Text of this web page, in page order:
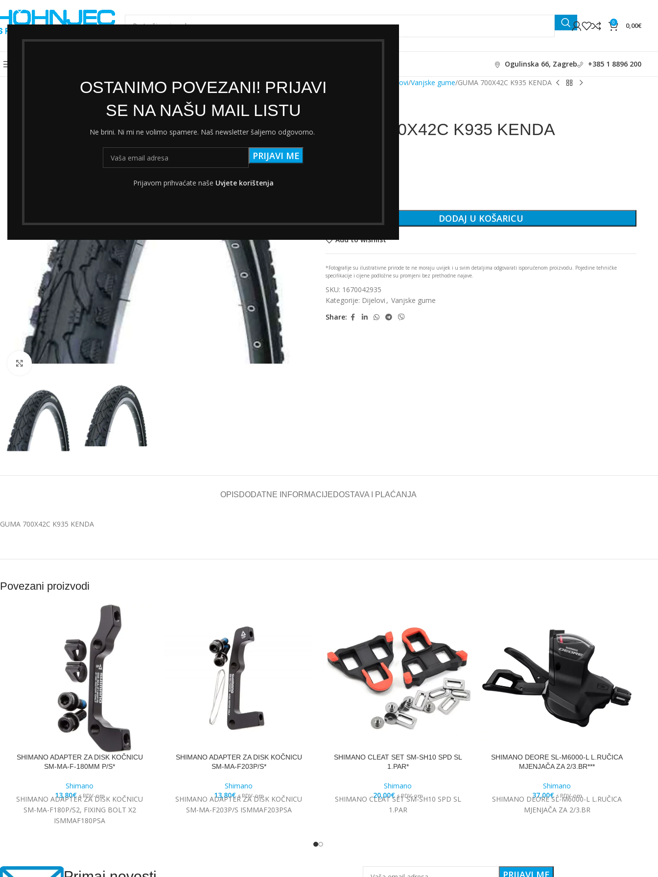
OSTANIMO POVEZANI! PRIJAVI
SE NA NAŠU MAIL LISTU
Ne brini. Ni mi ne volimo spamere. Naš newsletter šaljemo odgovorno.
Prijavom prihvaćate naše Uvjete korištenja
ODABERI KATEGORIJU
0 0,00€
Ogulinska 66, Zagreb +385 1 8896 200
Click to enlarge
Početna Dijelovi Vanjske gume GUMA 700X42C K935 KENDA
GUMA 700X42C K935 KENDA
DODAJ U KOŠARICU
Add to wishlist
*Fotografije su ilustrativne prirode te ne moraju uvijek i u svim detaljima odgovarati isporučenom proizvodu. Pojedine tehničke
specifikacije i cijene podložne su promjeni bez prethodne najave.
SKU: 1670042935
Kategorije: Dijelovi , Vanjske gume
Share:
OPISDODATNE INFORMACIJEDOSTAVA I PLAĆANJA
GUMA 700X42C K935 KENDA
Povezani proizvodi
SHIMANO ADAPTER ZA DISK KOČNICU
SM-MA-F-180MM P/S*
Shimano
13,80€ s PDV-om
SHIMANO ADAPTER ZA DISK KOČNICU
SM-MA-F180P/S2, FIXING BOLT X2
ISMMAF180PSA
SHIMANO ADAPTER ZA DISK KOČNICU
SM-MA-F203P/S*
Shimano
13,80€ s PDV-om
SHIMANO ADAPTER ZA DISK KOČNICU
SM-MA-F203P/S ISMMAF203PSA
SHIMANO CLEAT SET SM-SH10 SPD SL
1.PAR*
Shimano
20,00€ s PDV-om
SHIMANO CLEAT SET SM-SH10 SPD SL
1.PAR
SHIMANO DEORE SL-M6000-L L.RUČICA
MJENJAČA ZA 2/3.BR***
Shimano
37,00€ s PDV-om
SHIMANO DEORE SL-M6000-L L.RUČICA
MJENJAČA ZA 2/3.BR